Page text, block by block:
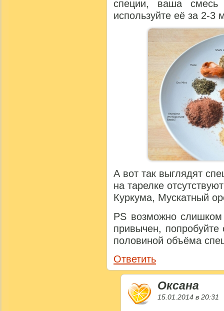
специи, ваша смесь
используйте её за 2-3
А вот так выглядят
на тарелке
Куркума, Мускатный
PS возможно
привычен, попробуйте
половиной объёма
Ответить
Оксана
15.01.2014 в 20:31